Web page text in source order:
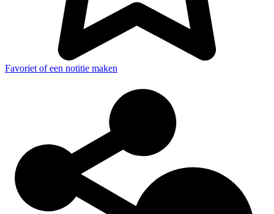
Favoriet of een notitie maken